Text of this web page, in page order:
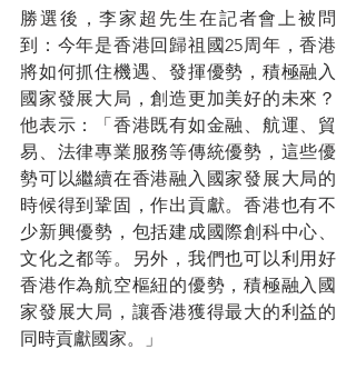
勝選後，李家超先生在記者會上被問
到：今年是香港回歸祖國25周年，香港
將如何抓住機遇、發揮優勢，積極融入
國家發展大局，創造更加美好的未來？
他表示：「香港既有如金融、航運、貿
易、法律專業服務等傳統優勢，這些優
勢可以繼續在香港融入國家發展大局的
時候得到鞏固，作出貢獻。香港也有不
少新興優勢，包括建成國際創科中心、
文化之都等。另外，我們也可以利用好
香港作為航空樞紐的優勢，積極融入國
家發展大局，讓香港獲得最大的利益的
同時貢獻國家。」